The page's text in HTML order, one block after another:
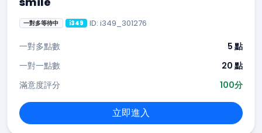
一對多等待中 i349 ID: i349_301276
一對多點數
5 點
一對一點數
20 點
滿意度評分
100分
立即進入